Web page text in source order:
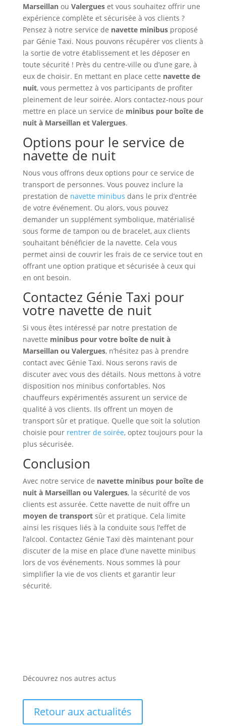
Marseillanou Valergueset vous souhaitez offrir une
expérience complète et sécurisée à vos clients ?
Pensez à notre service de navette minibusproposé
par Génie Taxi. Nous pouvons récupérer vos clients à
la sortie de votre établissement et les déposer en
toute sécurité ! Près du centre-ville ou d’une gare, à
eux de choisir. En mettant en place cette navette de
nuit, vous permettez à vos participants de profiter
pleinement de leur soirée. Alors contactez-nous pour
mettre en place un service de minibus pour boîte de
nuit à Marseillan et Valergues.
Options pour le service de
navette de nuit
Nous vous offrons deux options pour ce service de
transport de personnes. Vous pouvez inclure la
prestation de navette minibus dans le prix d’entrée
de votre événement. Ou alors, vous pouvez
demander un supplément symbolique, matérialisé
sous forme de tampon ou de bracelet, aux clients
souhaitant bénéficier de la navette. Cela vous
permet ainsi de couvrir les frais de ce service tout en
offrant une option pratique et sécurisée à ceux qui
en ont besoin.
Contactez Génie Taxi pour
votre navette de nuit
Si vous êtes intéressé par notre prestation de
navette minibus pour votre boîte de nuit à
Marseillan ou Valergues, n’hésitez pas à prendre
contact avec Génie Taxi. Nous serons ravis de
discuter avec vous des détails. Nous mettons à votre
disposition nos minibus confortables. Nos
chauffeurs expérimentés assurent un service de
qualité à vos clients. Ils offrent un moyen de
transport sûr et pratique. Quelle que soit la solution
choisie pour rentrer de soirée, optez toujours pour la
plus sécurisée.
Conclusion
Avec notre service de navette minibus pour boîte de
nuit à Marseillan ou Valergues, la sécurité de vos
clients est assurée. Cette navette de nuit offre un
moyen de transportsûr et pratique. Cela limite
ainsi les risques liés à la conduite sous l’effet de
l’alcool. Contactez Génie Taxi dès maintenant pour
discuter de la mise en place d’une navette minibus
lors de vos événements. Nous sommes là pour
simplifier la vie de vos clients et garantir leur
sécurité.
Découvrez nos autres actus
Retour aux actualités